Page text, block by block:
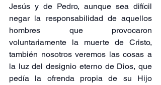
Jesús y de Pedro, aunque sea difícil
negar la responsabilidad de aquellos
hombres que provocaron
voluntariamente la muerte de Cristo,
también nosotros veremos las cosas a
la luz del designio eterno de Dios, que
pedía la ofrenda propia de su Hijo